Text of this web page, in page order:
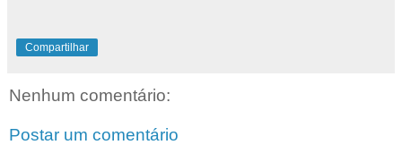
Compartilhar
Nenhum comentário:
Postar um comentário